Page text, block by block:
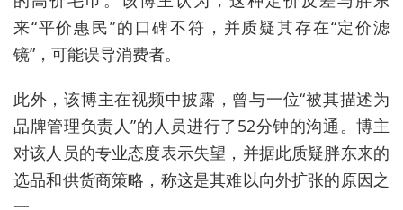
来“平价惠民”的口碑不符，并质疑其存在“定价滤
镜” ，可能误导消费者。
此外，该博主在视频中披露，曾与一位“被其描述为
品牌管理负责人”的人员进行了52分钟的沟通。博主
对该人员的专业态度表示失望，并据此质疑胖东来的
选品和供货商策略，称这是其难以向外扩张的原因之